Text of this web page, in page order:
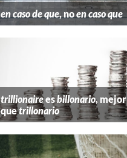
en caso de que, noen caso que
trillionaireesbillonario, mejor
quetrillonario